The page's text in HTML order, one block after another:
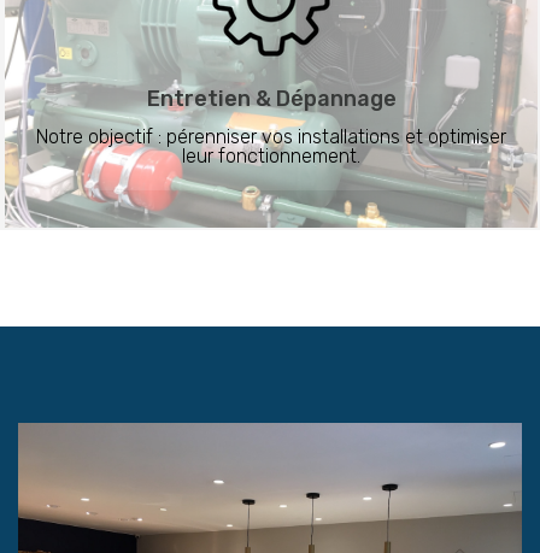
Entretien & Dépannage
Notre objectif : pérenniser vos installations et optimiser
leur fonctionnement.